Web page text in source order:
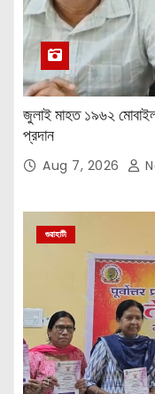
জুলাই মাহত ১৯৬২
প্রদান
Aug 7, 2026
গুৱাহাটী